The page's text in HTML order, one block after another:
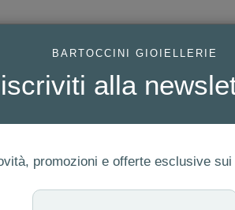
BARTOCCINI GIOIELLERIE
iscriviti alla
promozioni e offerte esclusive